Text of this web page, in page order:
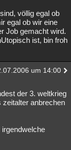
völlig egal ob
egal ob wir eine
Job gemacht wird.
ist, bin froh
um 14:00
der 3. weltkrieg
zeitalter anbrechen